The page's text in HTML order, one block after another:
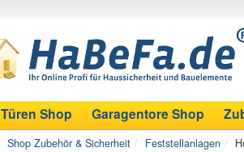
Türen Shop Garagentore Shop
Shop Zubehör & Sicherheit Feststellanlagen